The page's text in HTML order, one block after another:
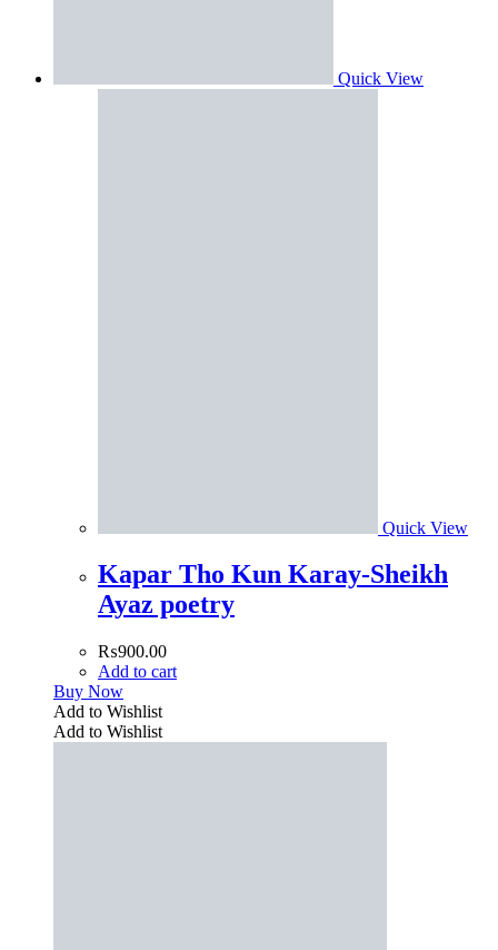
Quick View
Quick View
Kapar Tho Kun Karay-Sheikh
Ayaz poetry
₨900.00
Add to cart
Buy Now
Add to Wishlist
Add to Wishlist